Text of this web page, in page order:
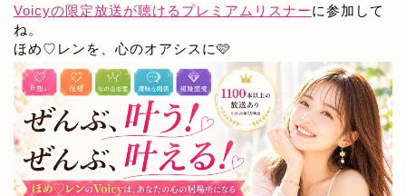
Voicyの限定放送が聴けるプレミアムリスナーに参加して
ね。
ほめ♡レンを、心のオアシスに🩷